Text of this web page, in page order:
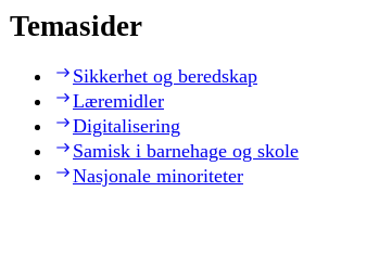
Temasider
Sikkerhet og beredskap
Læremidler
Digitalisering
Samisk i barnehage og skole
Nasjonale minoriteter